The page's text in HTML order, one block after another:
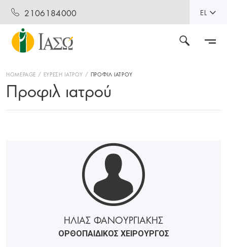
2106184000 EL
HOMEPAGE ΕΥΡΕΣΗ ΙΑΤΡΟΥ ΠΡΟΦΙΛ ΙΑΤΡΟΥ
Προφιλ ιατρού
ΗΛΙΑΣ ΦΑΝΟΥΡΓΙΑΚΗΣ
ΟΡΘΟΠΑΙΔΙΚΟΣ ΧΕΙΡΟΥΡΓΟΣ